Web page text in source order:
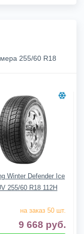
255/60 R18
Winter Defender Ice
255/60 R18 112H
на заказ 50 шт.
9 668 руб.